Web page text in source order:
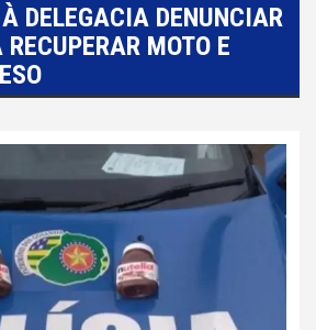
DELEGACIA DENUNCIAR
RECUPERAR MOTO E